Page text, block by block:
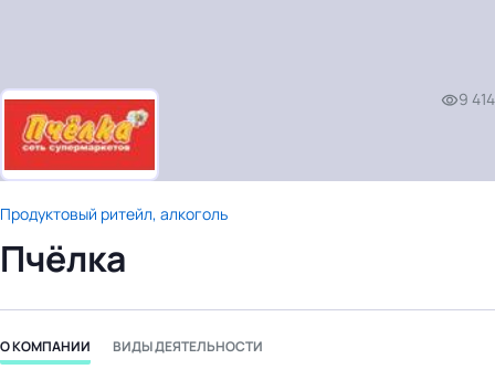
картина дня
темы
новости
материалы
видео
события
9 414
Продуктовый ритейл, алкоголь
Пчёлка
О КОМПАНИИ ВИДЫ ДЕЯТЕЛЬНОСТИ